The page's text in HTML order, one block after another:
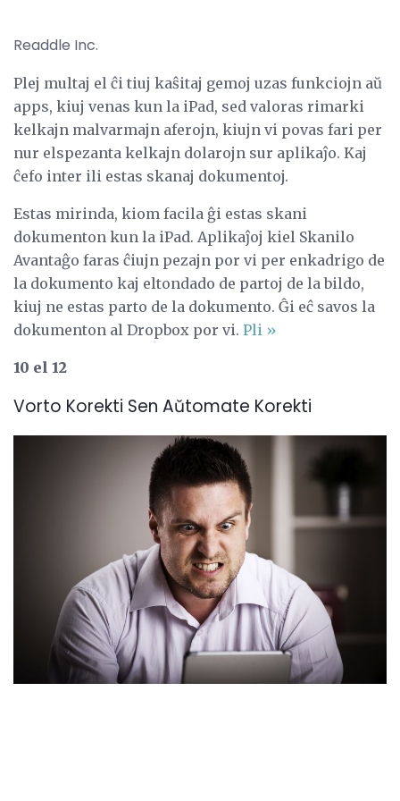
Readdle Inc.
Plej multaj el ĉi tiuj kaŝitaj gemoj uzas funkciojn aŭ
apps, kiuj venas kun la iPad, sed valoras rimarki
kelkajn malvarmajn aferojn, kiujn vi povas fari per
nur elspezanta kelkajn dolarojn sur aplikaĵo. Kaj
ĉefo inter ili estas skanaj dokumentoj.
Estas mirinda, kiom facila ĝi estas skani
dokumenton kun la iPad. Aplikaĵoj kiel Skanilo
Avantaĝo faras ĉiujn pezajn por vi per enkadrigo de
la dokumento kaj eltondado de partoj de la bildo,
kiuj ne estas parto de la dokumento. Ĝi eĉ savos la
dokumenton al Dropbox por vi. Pli »
10 el 12
Vorto Korekti Sen Aŭtomate Korekti